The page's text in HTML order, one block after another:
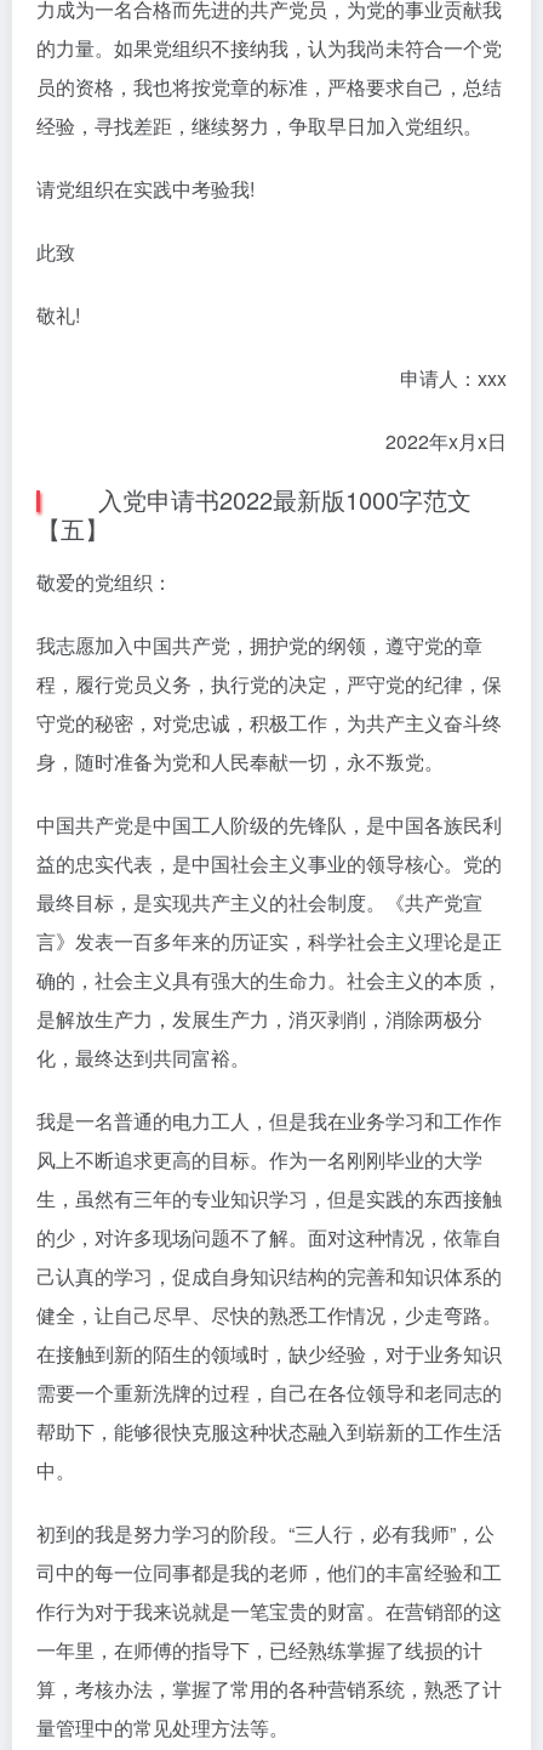
力成为一名合格而先进的共产党员，为党的事业贡献我
的力量。如果党组织不接纳我，认为我尚未符合一个党
员的资格，我也将按党章的标准，严格要求自己，总结
经验，寻找差距，继续努力，争取早日加入党组织。
请党组织在实践中考验我!
此致
敬礼!
申请人：xxx
2022年x月x日
入党申请书2022最新版1000字范文
【五】
敬爱的党组织：
我志愿加入中国共产党，拥护党的纲领，遵守党的章
程，履行党员义务，执行党的决定，严守党的纪律，保
守党的秘密，对党忠诚，积极工作，为共产主义奋斗终
身，随时准备为党和人民奉献一切，永不叛党。
中国共产党是中国工人阶级的先锋队，是中国各族民利
益的忠实代表，是中国社会主义事业的领导核心。党的
最终目标，是实现共产主义的社会制度。《共产党宣
言》发表一百多年来的历证实，科学社会主义理论是正
确的，社会主义具有强大的生命力。社会主义的本质，
是解放生产力，发展生产力，消灭剥削，消除两极分
化，最终达到共同富裕。
我是一名普通的电力工人，但是我在业务学习和工作作
风上不断追求更高的目标。作为一名刚刚毕业的大学
生，虽然有三年的专业知识学习，但是实践的东西接触
的少，对许多现场问题不了解。面对这种情况，依靠自
己认真的学习，促成自身知识结构的完善和知识体系的
健全，让自己尽早、尽快的熟悉工作情况，少走弯路。
在接触到新的陌生的领域时，缺少经验，对于业务知识
需要一个重新洗牌的过程，自己在各位领导和老同志的
帮助下，能够很快克服这种状态融入到崭新的工作生活
中。
初到的我是努力学习的阶段。“三人行，必有我师”，公
司中的每一位同事都是我的老师，他们的丰富经验和工
作行为对于我来说就是一笔宝贵的财富。在营销部的这
一年里，在师傅的指导下，已经熟练掌握了线损的计
算，考核办法，掌握了常用的各种营销系统，熟悉了计
量管理中的常见处理方法等。